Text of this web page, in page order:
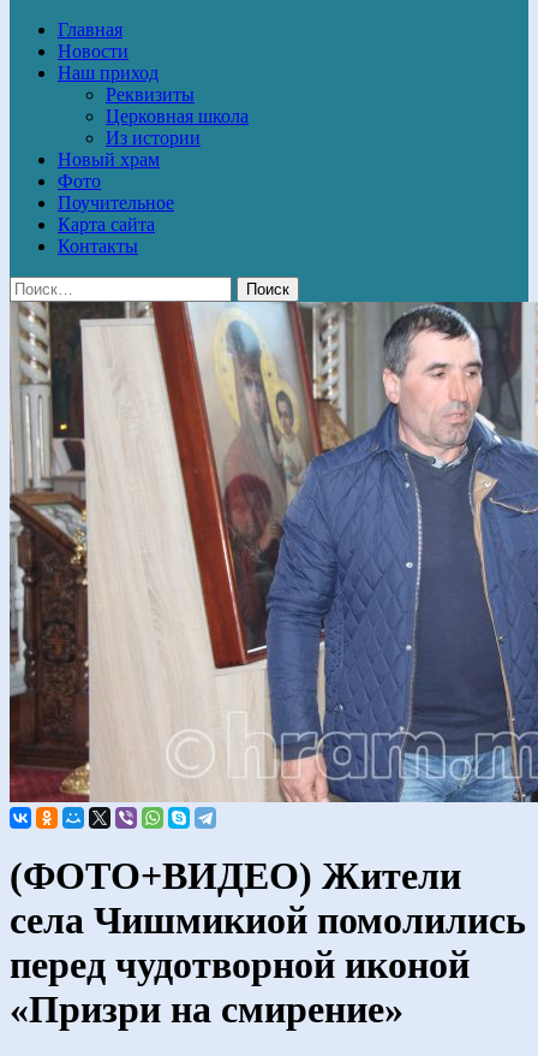
Главная
Новости
Наш приход
Реквизиты
Церковная школа
Из истории
Новый храм
Фото
Поучительное
Карта сайта
Контакты
(ФОТО+ВИДЕО) Жители
села Чишмикиой помолились
перед чудотворной иконой
«Призри на смирение»